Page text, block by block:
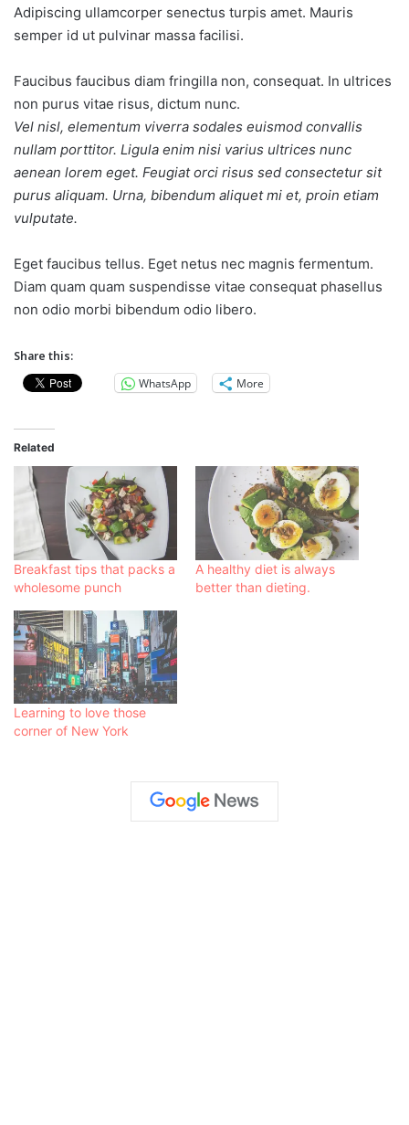
Adipiscing ullamcorper senectus turpis amet. Mauris
semper id ut pulvinar massa facilisi.
Faucibus faucibus diam fringilla non, consequat. In ultrices
non purus vitae risus, dictum nunc.
Vel nisl, elementum viverra sodales euismod convallis
nullam porttitor. Ligula enim nisi varius ultrices nunc
aenean lorem eget. Feugiat orci risus sed consectetur sit
purus aliquam. Urna, bibendum aliquet mi et, proin etiam
vulputate.
Eget faucibus tellus. Eget netus nec magnis fermentum.
Diam quam quam suspendisse vitae consequat phasellus
non odio morbi bibendum odio libero.
Share this:
WhatsApp
More
Related
Breakfast tips that packs a
wholesome punch
A healthy diet is always
better than dieting.
Learning to love those
corner of New York